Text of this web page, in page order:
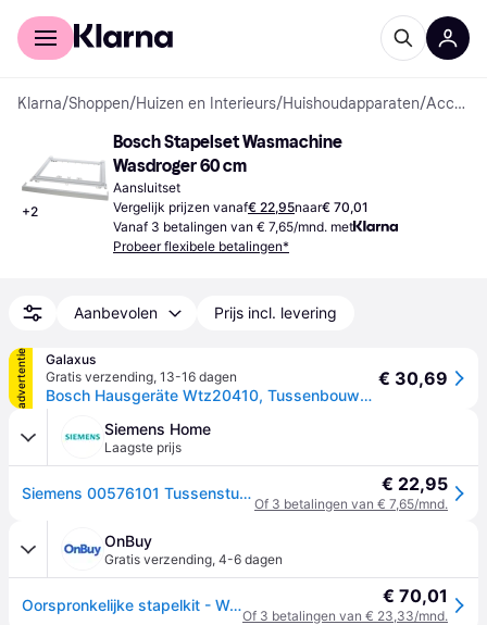
Voor shoppers
Klarna/Shoppen/Huizen en Interieurs/Huishoudapparaten/ Accessoires voor Witgoed
+2
Bosch Stapelset Wasmachine
Wasdroger 60 cm
Aansluitset
Vergelijk prijzen vanaf€ 22,95naar€ 70,01
Vanaf 3 betalingen van € 7,65/mnd. met
Probeer flexibele betalingen*
Aanbevolen Prijs incl. levering
advertentie
Galaxus
Gratis verzending, 13-16 dagen
Bosch Hausgeräte Wtz20410, Tussenbouwpakket wasmachine/droger, Wit
€ 30,69
Siemens Home
Laagste prijs
Siemens 00576101 Tussenstuk voor het plaatsen van een wasdroger op een wasmachine 00576101 € 22,95
Of 3 betalingen van € 7,65/mnd.
OnBuy
Gratis verzending, 4-6 dagen
Oorspronkelijke stapelkit - Wasdroger - BOSCH, NEFF, SIEMENS, CONSTRUCTA (44099) € 70,01
Of 3 betalingen van € 23,33/mnd.